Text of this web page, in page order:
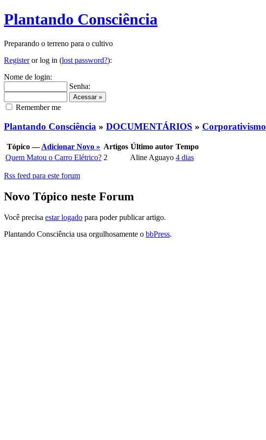
Plantando Consciência
Preparando o terreno para o cultivo
Registeror log in (lost password?):
Nome de login:
Senha:
Remember me
Plantando Consciência » DOCUMENTÁRIOS » Corporativismo
Tópico —Adicionar Novo » Artigos Último autor Tempo
Quem Matou o Carro Elétrico? 2 Aline Aguayo 4 dias
Rss feed para este forum
Novo Tópico neste Forum
Você precisa estar logado para poder publicar artigo.
Plantando Consciência usa orgulhosamente o bbPress.